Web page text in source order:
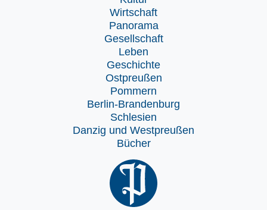
Wirtschaft
Panorama
Gesellschaft
Leben
Geschichte
Ostpreußen
Pommern
Berlin-Brandenburg
Schlesien
Danzig und Westpreußen
Bücher